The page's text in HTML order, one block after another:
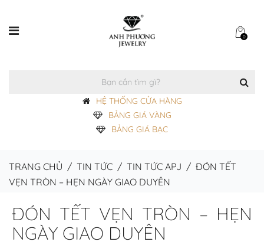
0
HỆ THỐNG CỬA HÀNG
BẢNG GIÁ VÀNG
BẢNG GIÁ BẠC
TRANG CHỦ / TIN TỨC / TIN TỨC APJ / ĐÓN TẾT
VẸN TRÒN – HẸN NGÀY GIAO DUYÊN
ĐÓN TẾT VẸN TRÒN – HẸN
NGÀY GIAO DUYÊN